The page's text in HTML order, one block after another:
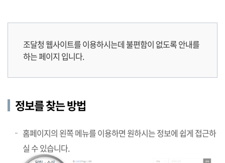
조달청 웹사이트를 이용하시는데 불편함이 없도록 안내를
하는 페이지 입니다.
정보를 찾는 방법
홈페이지의 왼쪽 메뉴를 이용하면 원하시는 정보에 쉽게 접근하
실 수 있습니다.